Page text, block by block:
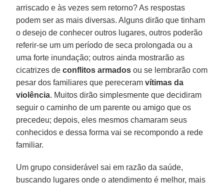
arriscado e às vezes sem retorno? As respostas
podem ser as mais diversas. Alguns dirão que tinham
o desejo de conhecer outros lugares, outros poderão
referir-se um um período de seca prolongada ou a
uma forte inundação; outros ainda mostrarão as
cicatrizes deconflitos armados ou se lembrarão com
pesar dos familiares que pereceramvítimas da
violência. Muitos dirão simplesmente que decidiram
seguir o caminho de um parente ou amigo que os
precedeu; depois, eles mesmos chamaram seus
conhecidos e dessa forma vai se recompondo a rede
familiar.
Um grupo considerável sai em razão da saúde,
buscando lugares onde o atendimento é melhor, mais